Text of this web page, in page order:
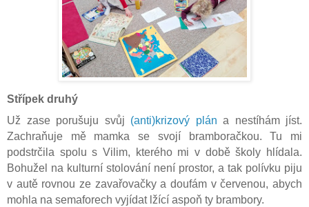
Střípek druhý
Už zase porušuju svůj (anti)krizový plán a nestíhám jíst.
Zachraňuje mě mamka se svojí bramboračkou. Tu mi
podstrčila spolu s Vilim, kterého mi v době školy hlídala.
Bohužel na kulturní stolování není prostor, a tak polívku piju
v autě rovnou ze zavařovačky a doufám v červenou, abych
mohla na semaforech vyjídat lžící aspoň ty brambory.